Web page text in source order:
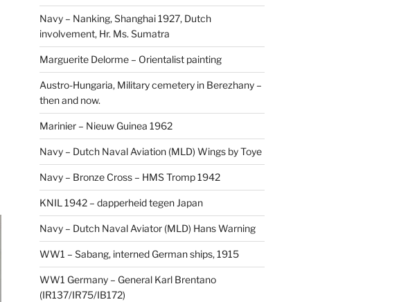
Navy – Nanking, Shanghai 1927, Dutch
involvement, Hr. Ms. Sumatra
Marguerite Delorme – Orientalist painting
Austro-Hungaria, Military cemetery in Berezhany –
then and now.
Marinier – Nieuw Guinea 1962
Navy – Dutch Naval Aviation (MLD) Wings by Toye
Navy – Bronze Cross – HMS Tromp 1942
KNIL 1942 – dapperheid tegen Japan
Navy – Dutch Naval Aviator (MLD) Hans Warning
WW1 – Sabang, interned German ships, 1915
WW1 Germany – General Karl Brentano
(IR137/IR75/IB172)